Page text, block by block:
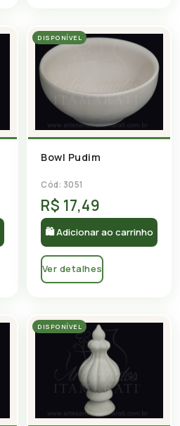
DISPONÍVEL
Bowl Pudim
Cód: 3051
R$ 17,49
🛍 Adicionar ao carrinho
Ver detalhes
DISPONÍVEL